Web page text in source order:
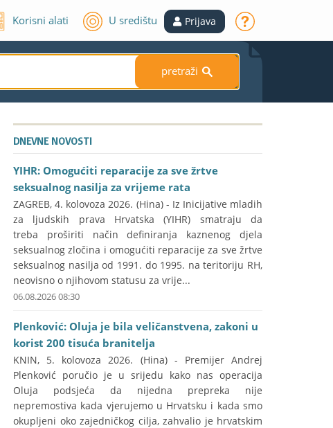
Korisni alati U središtu Prijava
pretraži S
DNEVNE NOVOSTI
YIHR: Omogućiti reparacije za sve žrtve
seksualnog nasilja za vrijeme rata
ZAGREB, 4. kolovoza 2026. (Hina) - Iz Inicijative mladih
za ljudskih prava Hrvatska (YIHR) smatraju da
treba proširiti način definiranja kaznenog djela
seksualnog zločina i omogućiti reparacije za sve žrtve
seksualnog nasilja od 1991. do 1995. na teritoriju RH,
neovisno o njihovom statusu za vrije...
06.08.2026 08:30
Plenković: Oluja je bila veličanstvena, zakoni u
korist 200 tisuća branitelja
KNIN, 5. kolovoza 2026. (Hina) - Premijer Andrej
Plenković poručio je u srijedu kako nas operacija
Oluja podsjeća da nijedna prepreka nije
nepremostiva kada vjerujemo u Hrvatsku i kada smo
okupljeni oko zajedničkog cilja, zahvalio je hrvatskim